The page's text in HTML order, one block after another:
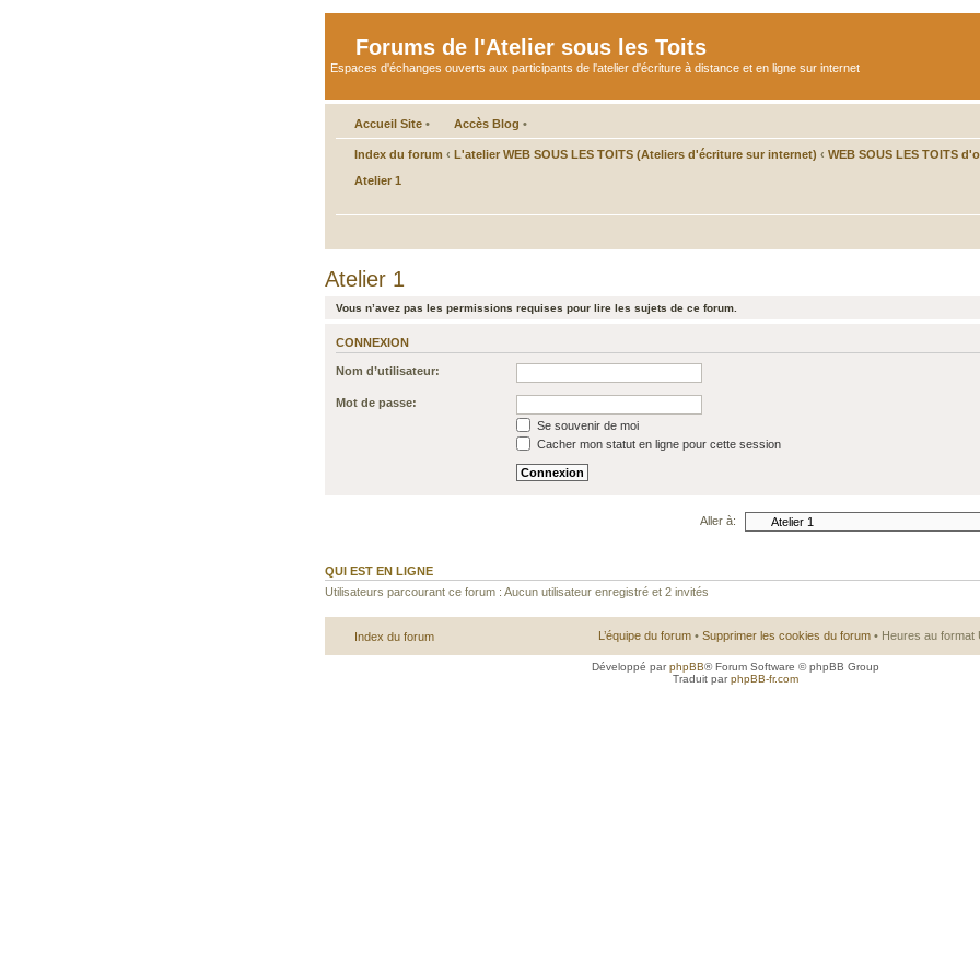
Forums de l'Atelier sous les Toits
Espaces d'échanges ouverts aux participants de l'atelier d'écriture à distance et en ligne sur internet
Accueil Site • Accès Blog •
Index du forum ‹ L'atelier WEB SOUS LES TOITS (Ateliers d'écriture sur internet) ‹ WEB SOUS LES TOITS
Atelier 1
Atelier 1
Vous n’avez pas les permissions requises pour lire les sujets de ce forum.
CONNEXION
Nom d’utilisateur:
Mot de passe:
Se souvenir de moi
Cacher mon statut en ligne pour cette session
Aller à:
QUI EST EN LIGNE
Utilisateurs parcourant ce forum : Aucun utilisateur enregistré et 2 invités
Index du forum L’équipe du forum • Supprimer les cookies du forum • Heures au format
Développé parphpBB® Forum Software © phpBB Group
Traduit parphpBB-fr.com